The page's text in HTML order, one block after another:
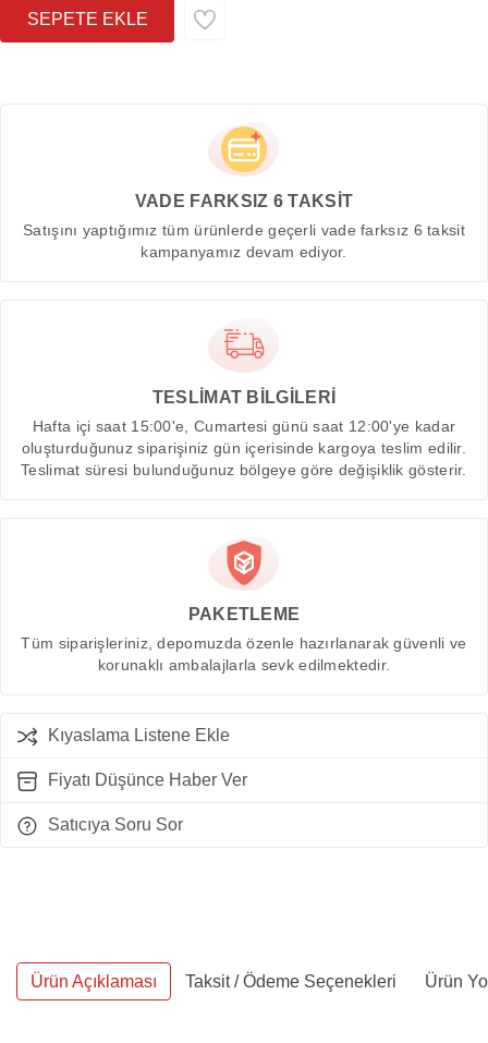
VADE FARKSIZ 6 TAKSİT
Satışını yaptığımız tüm ürünlerde geçerli vade farksız 6 taksit
kampanyamız devam ediyor.
TESLİMAT BİLGİLERİ
Hafta içi saat 15:00'e, Cumartesi günü saat 12:00'ye kadar
oluşturduğunuz siparişiniz gün içerisinde kargoya teslim edilir.
Teslimat süresi bulunduğunuz bölgeye göre değişiklik gösterir.
PAKETLEME
Tüm siparişleriniz, depomuzda özenle hazırlanarak güvenli ve
korunaklı ambalajlarla sevk edilmektedir.
Kıyaslama Listene Ekle
Fiyatı Düşünce Haber Ver
Satıcıya Soru Sor
Ürün Açıklaması Taksit / Ödeme Seçenekleri Ürün